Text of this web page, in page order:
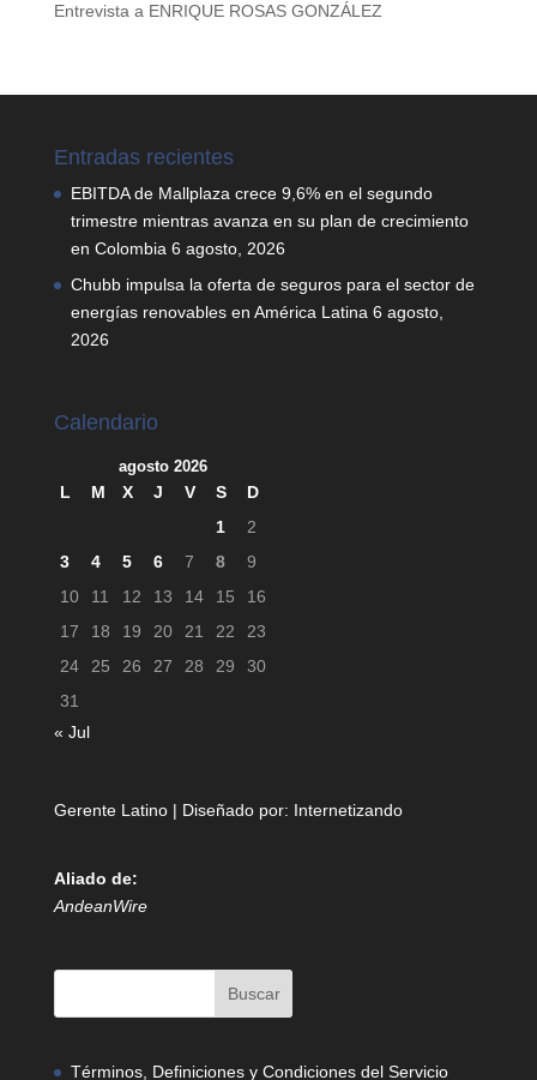
Entrevista a ENRIQUE ROSAS GONZÁLEZ
Entradas recientes
EBITDA de Mallplaza crece 9,6% en el segundo
trimestre mientras avanza en su plan de crecimiento
en Colombia 6 agosto, 2026
Chubb impulsa la oferta de seguros para el sector de
energías renovables en América Latina 6 agosto,
2026
Calendario
agosto 2026
L M X J V S
D
1
2
3
4 5 6 7 8
9
10
11 12 13 14 15
16
17
18 19 20 21 22
23
24
25 26 27 28 29
30
31
« Jul
Gerente Latino | Diseñado por: Internetizando
Aliado de:
AndeanWire
Términos, Definiciones y Condiciones del Servicio